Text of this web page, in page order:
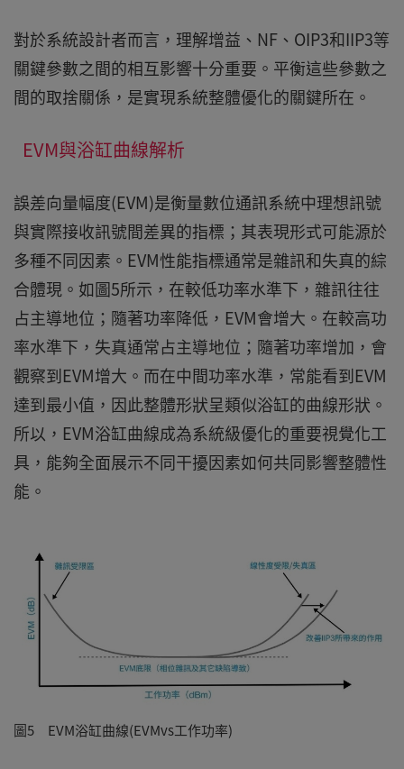
對於系統設計者而言，理解增益、NF、OIP3和IIP3等
關鍵參數之間的相互影響十分重要。平衡這些參數之
間的取捨關係，是實現系統整體優化的關鍵所在。
EVM與浴缸曲線解析
誤差向量幅度(EVM)是衡量數位通訊系統中理想訊號
與實際接收訊號間差異的指標；其表現形式可能源於
多種不同因素。EVM性能指標通常是雜訊和失真的綜
合體現。如圖5所示，在較低功率水準下，雜訊往往
占主導地位；隨著功率降低，EVM會增大。在較高功
率水準下，失真通常占主導地位；隨著功率增加，會
觀察到EVM增大。而在中間功率水準，常能看到EVM
達到最小值，因此整體形狀呈類似浴缸的曲線形狀。
所以，EVM浴缸曲線成為系統級優化的重要視覺化工
具，能夠全面展示不同干擾因素如何共同影響整體性
能。
圖5 EVM浴缸曲線(EVMvs工作功率)